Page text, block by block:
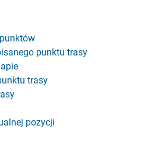
punktu trasy
trasy
pozycji